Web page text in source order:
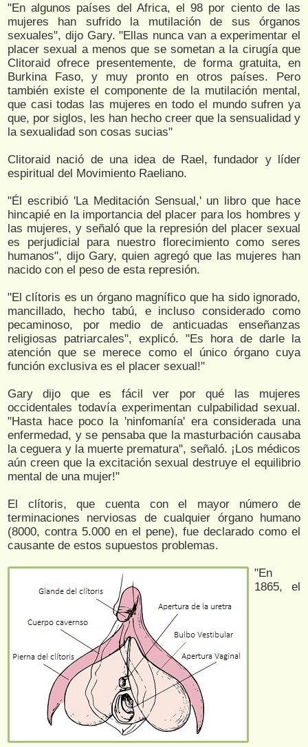
"En algunos países del Africa, el 98 por ciento de las
mujeres han sufrido la mutilación de sus órganos
sexuales", dijo Gary. "Ellas nunca van a experimentar el
placer sexual a menos que se sometan a la cirugía que
Clitoraid ofrece presentemente, de forma gratuita, en
Burkina Faso, y muy pronto en otros países. Pero
también existe el componente de la mutilación mental,
que casi todas las mujeres en todo el mundo sufren ya
que, por siglos, les han hecho creer que la sensualidad y
la sexualidad son cosas sucias"
Clitoraid nació de una idea de Rael, fundador y líder
espiritual del Movimiento Raeliano.
"Él escribió 'La Meditación Sensual,' un libro que hace
hincapié en la importancia del placer para los hombres y
las mujeres, y señaló que la represión del placer sexual
es perjudicial para nuestro florecimiento como seres
humanos", dijo Gary, quien agregó que las mujeres han
nacido con el peso de esta represión.
"El clítoris es un órgano magnífico que ha sido ignorado,
mancillado, hecho tabú, e incluso considerado como
pecaminoso, por medio de anticuadas enseñanzas
religiosas patriarcales", explicó. "Es hora de darle la
atención que se merece como el único órgano cuya
función exclusiva es el placer sexual!"
Gary dijo que es fácil ver por qué las mujeres
occidentales todavía experimentan culpabilidad sexual.
"Hasta hace poco la 'ninfomanía' era considerada una
enfermedad, y se pensaba que la masturbación causaba
la ceguera y la muerte prematura", señaló. ¡Los médicos
aún creen que la excitación sexual destruye el equilibrio
mental de una mujer!"
El clítoris, que cuenta con el mayor número de
terminaciones nerviosas de cualquier órgano humano
(8000, contra 5.000 en el pene), fue declarado como el
causante de estos supuestos problemas.
"En
1865, el